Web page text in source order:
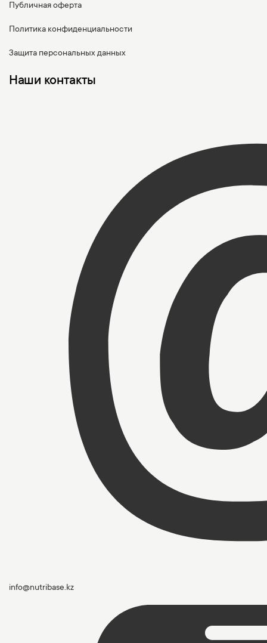
Публичная оферта
Политика конфиденциальности
Защита персональных данных
Наши контакты
info@nutribase.kz